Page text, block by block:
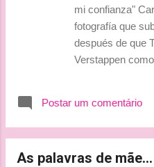
mi confianza"
fotografía que
después de que
Verstappen
Alonso subió
perfil de Twitter,
piloto en Toro
Postar um comentário
As palavras de mãe...